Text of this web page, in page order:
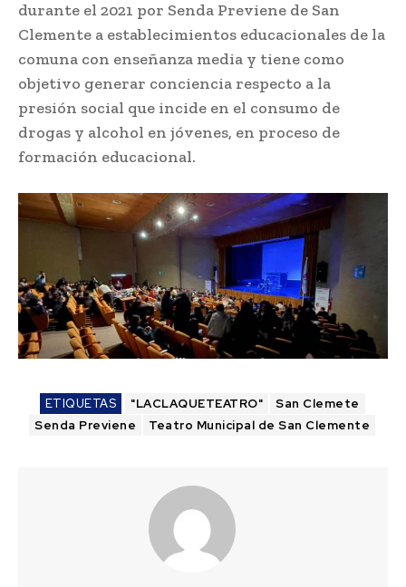
durante el 2021 por Senda Previene de San
Clemente a establecimientos educacionales de la
comuna con enseñanza media y tiene como
objetivo generar conciencia respecto a la
presión social que incide en el consumo de
drogas y alcohol en jóvenes, en proceso de
formación educacional.
ETIQUETAS "LACLAQUETEATRO"
San Clemete
Senda Previene
Teatro Municipal de San Clemente